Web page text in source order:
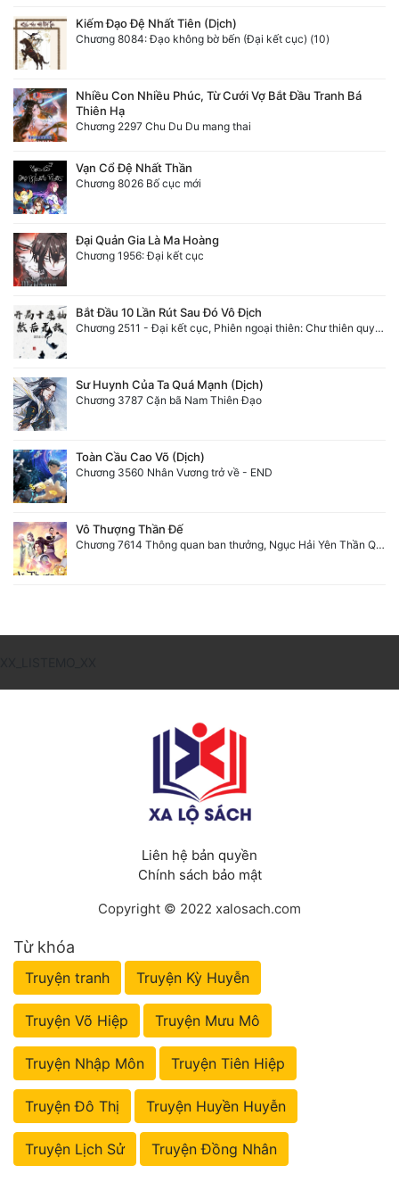
Kiếm Đạo Đệ Nhất Tiên (Dịch)
Chương 8084: Đạo không bờ bến (Đại kết cục) (10)
Nhiều Con Nhiều Phúc, Từ Cưới Vợ Bắt Đầu Tranh Bá
Thiên Hạ
Chương 2297 Chu Du Du mang thai
Vạn Cổ Đệ Nhất Thần
Chương 8026 Bố cục mới
Đại Quản Gia Là Ma Hoàng
Chương 1956: Đại kết cục
Bắt Đầu 10 Lần Rút Sau Đó Vô Địch
Chương 2511 - Đại kết cục, Phiên ngoại thiên: Chư thiên quy nhất giới, vĩnh hằng thế giới. Hết!
Sư Huynh Của Ta Quá Mạnh (Dịch)
Chương 3787 Cặn bã Nam Thiên Đạo
Toàn Cầu Cao Võ (Dịch)
Chương 3560 Nhân Vương trở về - END
Vô Thượng Thần Đế
Chương 7614 Thông quan ban thưởng, Ngục Hải Yên Thần Quang
Liên hệ bản quyền
Chính sách bảo mật
Copyright © 2022 xalosach.com
Từ khóa
Truyện tranh Truyện Kỳ Huyễn
Truyện Võ Hiệp Truyện Mưu Mô
Truyện Nhập Môn Truyện Tiên Hiệp
Truyện Đô Thị Truyện Huyền Huyễn
Truyện Lịch Sử Truyện Đồng Nhân